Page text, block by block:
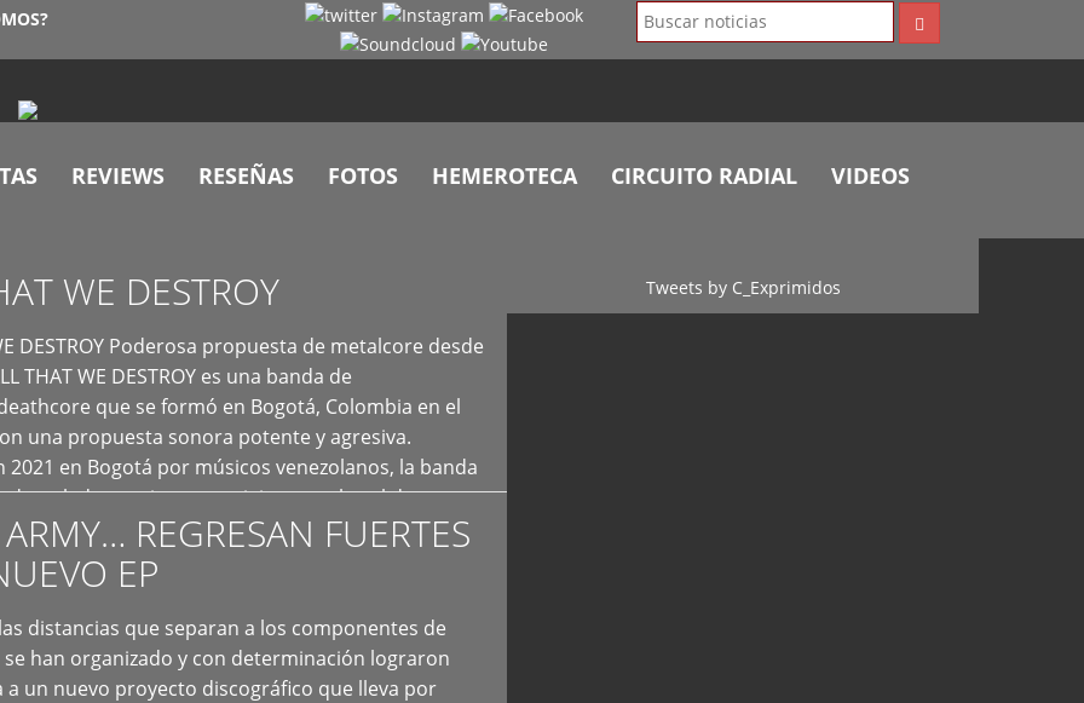
REVIEWS RESEÑAS FOTOS HEMEROTECA CIRCUITO RADIAL VIDEOS
WE DESTROY
DESTROY Poderosa propuesta de metalcore desde
THAT WE DESTROY es una banda de
que se formó en Bogotá, Colombia en el
una propuesta sonora potente y agresiva.
2021 en Bogotá por músicos venezolanos, la banda
demoledores, ritmos vertiginosos y breakdowns
creando […]REGRESAN FUERTES
EP
distancias que separan a los componentes de
se han organizado y con determinación lograron
a un nuevo proyecto discográfico que lleva por
Tweets by C_Exprimidos